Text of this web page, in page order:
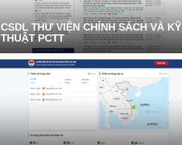
CSDL THƯ VIỆN CHÍNH SÁCH VÀ KỸ
THUẬT PCTT